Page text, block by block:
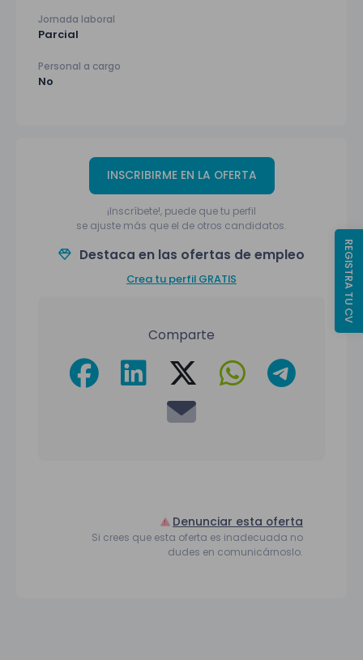
Jornada laboral
Parcial
Personal a cargo
No
INSCRIBIRME EN LA OFERTA
¡Inscríbete!, puede que tu perfil
se ajuste más que el de otros candidatos.
Destaca en las ofertas de empleo
Crea tu perfil GRATIS
Comparte
Denunciar esta oferta
Si crees que esta oferta es inadecuada no
dudes en comunicárnoslo.
REGISTRA TU CV